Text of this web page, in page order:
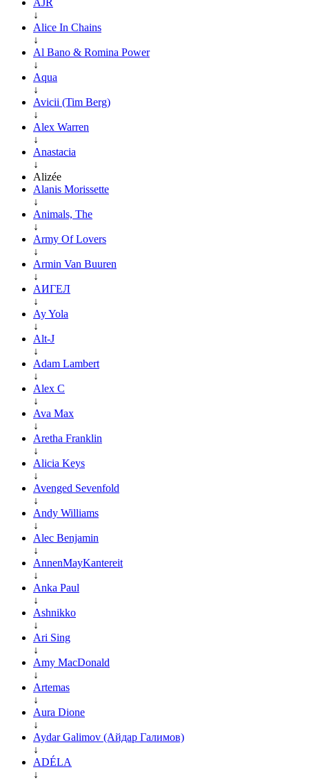
↓
Alice In Chains
↓
Al Bano & Romina Power
↓
Aqua
↓
Avicii (Tim Berg)
↓
Alex Warren
↓
Anastacia
↓
Alizée
Alanis Morissette
↓
Animals, The
↓
Army Of Lovers
↓
Armin Van Buuren
↓
АИГЕЛ
↓
Ay Yola
↓
Alt-J
↓
Adam Lambert
↓
Alex C
↓
Ava Max
↓
Aretha Franklin
↓
Alicia Keys
↓
Avenged Sevenfold
↓
Andy Williams
↓
Alec Benjamin
↓
AnnenMayKantereit
↓
Anka Paul
↓
Ashnikko
↓
Ari Sing
↓
Amy MacDonald
↓
Artemas
↓
Aura Dione
↓
Aydar Galimov (Айдар Галимов)
↓
ADÉLA
↓